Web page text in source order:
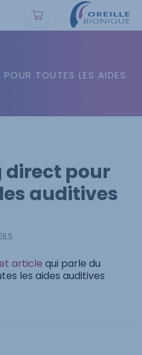
TOUTES LES AIDES
direct pour
auditives
article qui parle du
les aides auditives